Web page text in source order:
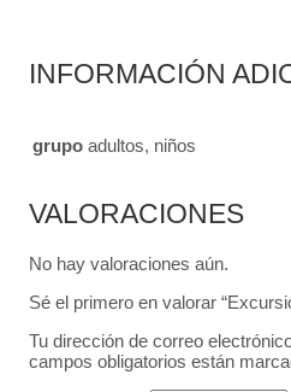
INFORMACIÓN
grupo adultos, niños
VALORACIONES
No hay valoraciones aún.
Sé el primero en valorar
Tu dirección de correo
campos obligatorios están